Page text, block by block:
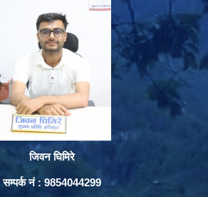
जिवन घिमिरे
सम्पर्क नं : 9854044299